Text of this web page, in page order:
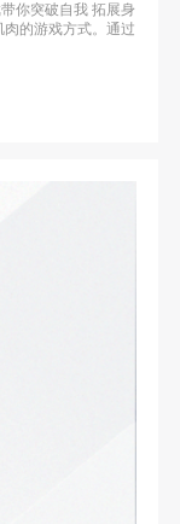
你突破自我 拓展身
的游戏方式。通过